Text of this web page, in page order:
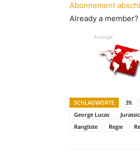
Abonnement
Already a member?
Anzeige
SCHLAGWORTE 39.
George Lucas
Rangliste
Regie